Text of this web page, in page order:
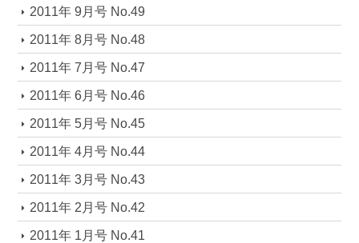
2011年 9月号 No.49
2011年 8月号 No.48
2011年 7月号 No.47
2011年 6月号 No.46
2011年 5月号 No.45
2011年 4月号 No.44
2011年 3月号 No.43
2011年 2月号 No.42
2011年 1月号 No.41